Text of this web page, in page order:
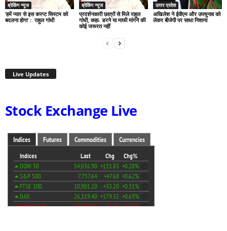
ब्रेकिंग न्यूज
‘हमें प्यार से इस करप्ट सिस्टम को
बदलना होगा’ : राहुल गांधी
ब्रेकिंग न्यूज
प्रदर्शनकारी छात्रों से मिले राहुल
गांधी, कहा- डरने या माफी मांगने की
कोई जरूरत नहीं
उत्तर प्रदेश
अखिलेश ने ईवीएम और उपचुनाव को
लेकर बीजेपी पर साधा निशाना
Live Updates
Stock Exchange Live